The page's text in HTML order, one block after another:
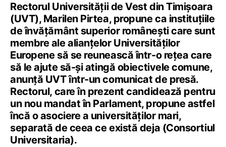
Rectorul Universității de Vest din Timișoara
(UVT), Marilen Pirtea, propune ca instituțiile
de învățământ superior românești care sunt
membre ale alianțelor Universităților
Europene să se reunească într-o rețea care
să le ajute să-și atingă obiectivele comune,
anunță UVT într-un comunicat de presă.
Rectorul, care în prezent candidează pentru
un nou mandat în Parlament, propune astfel
încă o asociere a universităților mari,
separată de ceea ce există deja (Consortiul
Universitaria).